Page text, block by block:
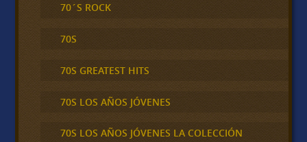
70´S ROCK
70S
70S GREATEST HITS
70S LOS AÑOS JÓVENES
70S LOS AÑOS JÓVENES LA COLECCIÓN